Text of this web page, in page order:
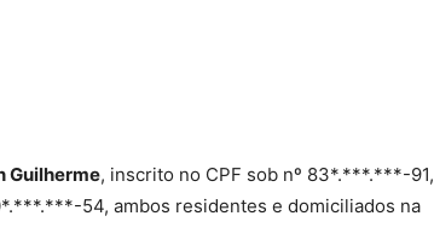
Guilherme, inscrito no CPF sob nº 83*.***.***-91,
54, ambos residentes e domiciliados na